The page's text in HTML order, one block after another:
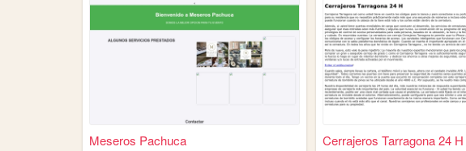
Meseros Pachuca Cerrajeros Tarragona 24 H